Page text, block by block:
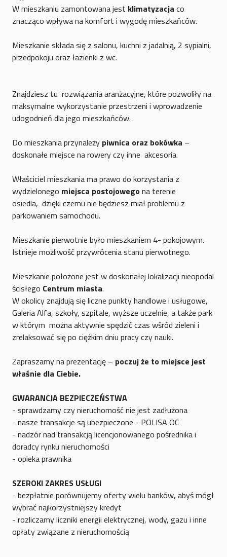
W mieszkaniu zamontowana jest klimatyzacja co
znacząco wpływa na komfort i wygodę mieszkańców.
Mieszkanie składa się z salonu, kuchni z jadalnią, 2 sypialni,
przedpokoju oraz łazienki z wc.
Znajdziesz tu rozwiązania aranżacyjne, które pozwoliły na
maksymalne wykorzystanie przestrzeni i wprowadzenie
udogodnień dla jego mieszkańców.
Do mieszkania przynależy piwnica oraz bokówka –
doskonałe miejsce na rowery czy inne akcesoria.
Właściciel mieszkania ma prawo do korzystania z
wydzielonego miejsca postojowegona terenie
osiedla, dzięki czemu nie będziesz miał problemu z
parkowaniem samochodu.
Mieszkanie pierwotnie było mieszkaniem 4- pokojowym.
Istnieje możliwość przywrócenia stanu pierwotnego.
Mieszkanie położone jest w doskonałej lokalizacji nieopodal
ścisłego Centrum miasta.
W okolicy znajdują się liczne punkty handlowe i usługowe,
Galeria Alfa, szkoły, szpitale, wyższe uczelnie, a także park
w którym można aktywnie spędzić czas wśród zieleni i
zrelaksować się po ciężkim dniu pracy czy nauki.
Zapraszamy na prezentację – poczuj że to miejsce jest
właśnie dla Ciebie.
GWARANCJA BEZPIECZEŃSTWA
- sprawdzamy czy nieruchomość nie jest zadłużona
- nasze transakcje są ubezpieczone - POLISA OC
- nadzór nad transakcją licencjonowanego pośrednika i
doradcy rynku nieruchomości
- opieka prawnika
SZEROKI ZAKRES USŁUGI
- bezpłatnie porównujemy oferty wielu banków, abyś mógł
wybrać najkorzystniejszy kredyt
- rozliczamy liczniki energii elektrycznej, wody, gazu i inne
opłaty związane z nieruchomością